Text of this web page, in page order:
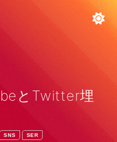
とTwitter埋
SNS SER